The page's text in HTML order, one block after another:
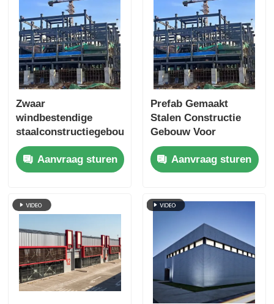
Zwaar
windbestendige
staalconstructiegebouw
beton staal gemengd
gebouwAanvraag sturen
Prefab Gemaakt
Stalen Constructie
Gebouw Voor
Commerciële
Hoogbouw
Portaalframe
Aanvraag sturen